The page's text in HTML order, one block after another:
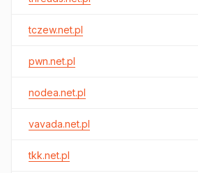
tczew.net.pl
pwn.net.pl
nodea.net.pl
vavada.net.pl
tkk.net.pl